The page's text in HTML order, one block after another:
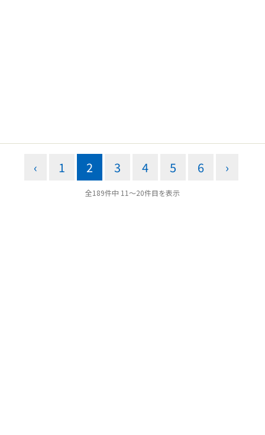
‹ 1 2 3 4 5 6 ›
全189件中 11〜20件目を表示